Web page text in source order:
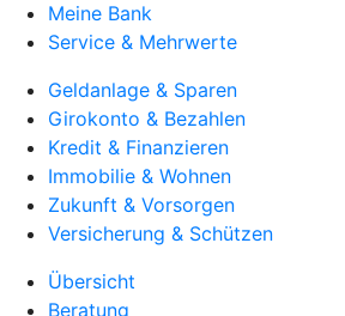
Meine Bank
Service & Mehrwerte
Geldanlage & Sparen
Girokonto & Bezahlen
Kredit & Finanzieren
Immobilie & Wohnen
Zukunft & Vorsorgen
Versicherung & Schützen
Übersicht
Beratung